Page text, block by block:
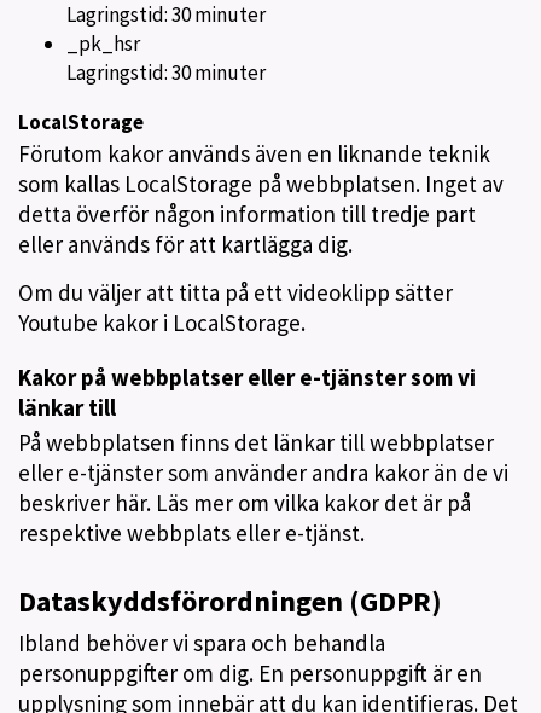
Lagringstid: 30 minuter
_pk_hsr
Lagringstid: 30 minuter
LocalStorage
Förutom kakor används även en liknande teknik
som kallas LocalStorage på webbplatsen. Inget av
detta överför någon information till tredje part
eller används för att kartlägga dig.
Om du väljer att titta på ett videoklipp sätter
Youtube kakor i LocalStorage.
Kakor på webbplatser eller e-tjänster som vi
länkar till
På webbplatsen finns det länkar till webbplatser
eller e-tjänster som använder andra kakor än de vi
beskriver här. Läs mer om vilka kakor det är på
respektive webbplats eller e-tjänst.
Dataskyddsförordningen (GDPR)
Ibland behöver vi spara och behandla
personuppgifter om dig. En personuppgift är en
upplysning som innebär att du kan identifieras. Det